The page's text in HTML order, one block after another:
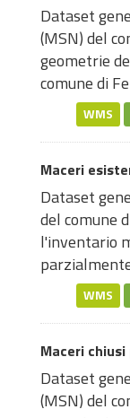
Dataset
(MSN) del
geometrie
comune di
WMS
Maceri
Dataset
del comune
l'inventario
WMS
Maceri
Dataset
(MSN) del